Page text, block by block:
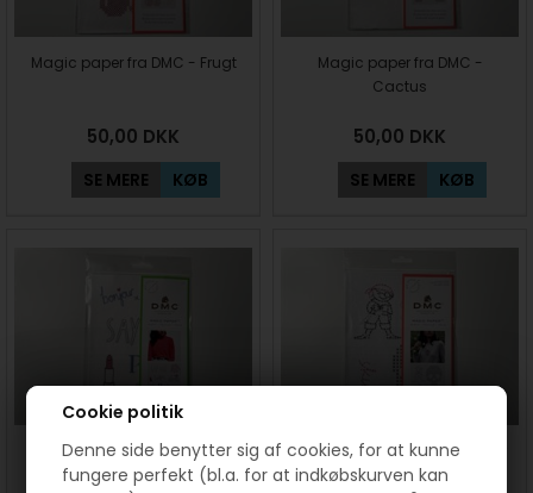
Cookie politik
Denne side benytter sig af cookies, for at kunne
fungere perfekt (bl.a. for at indkøbskurven kan
Magic paper fra DMC - Frugt
50,00 DKK
SE MERE KØB
Magic paper fra DMC -
Cactus
50,00 DKK
SE MERE KØB
Magic paper fra DMC - Paris
(2)
Magic paper fra DMC - Pirater
mm